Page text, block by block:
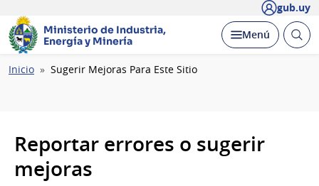
gub.uy
Ministerio de Industria,
Energía y Minería
Desplegar
Menú Abrir
Ruta
Inicio Sugerir Mejoras Para Este Sitio
Reportar errores o sugerir
mejoras